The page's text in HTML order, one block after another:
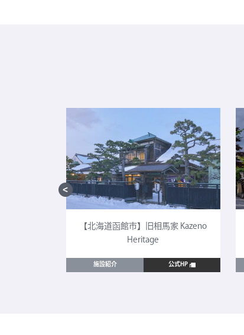
【北海道函館市】旧相馬家 Kazeno
Heritage
施設紹介 公式HP